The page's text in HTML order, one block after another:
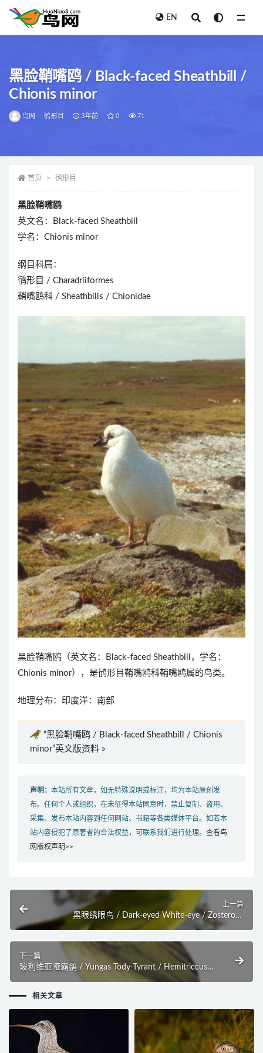
EN
黑脸鞘嘴鸥 / Black-faced Sheathbill /
Chionis minor
鸟网 鸻形目 3年前 0 71
首页 鸻形目
黑脸鞘嘴鸥
英文名：Black-faced Sheathbill
学名：Chionis minor
纲目科属：
鸻形目 / Charadriiformes
鞘嘴鸥科 / Sheathbills / Chionidae
黑脸鞘嘴鸥（英文名：Black-faced Sheathbill，学名：
Chionis minor），是鸻形目鞘嘴鸥科鞘嘴鸥属的鸟类。
地理分布：印度洋：南部
“黑脸鞘嘴鸥 / Black-faced Sheathbill / Chionis
minor”英文版资料 »
声明： 本站所有文章，如无特殊说明或标注，均为本站原创发
布。任何个人或组织，在未征得本站同意时，禁止复制、盗用、
采集、发布本站内容到任何网站、书籍等各类媒体平台。如若本
站内容侵犯了原著者的合法权益，可联系我们进行处理。 查看鸟
网版权声明>>
上一篇
黑眼绣眼鸟 / Dark-eyed White-eye / Zosterops
tetiparius
下一篇
玻利维亚哑霸鹟 / Yungas Tody-Tyrant / Hemitriccus
相关文章